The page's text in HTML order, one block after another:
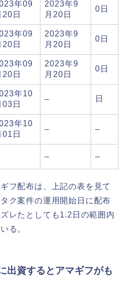
年09
20日
2023年9
月20日
0日
年09
20日
2023年9
月20日
0日
年09
20日
2023年9
月20日
0日
年10
03日
– 日
年10
01日
– –
– –
フ配布は、上記の表を見て
ク案件の運用開始日に配布
レたとしても1.2日の範囲内
る。
出資するとアマギフがも